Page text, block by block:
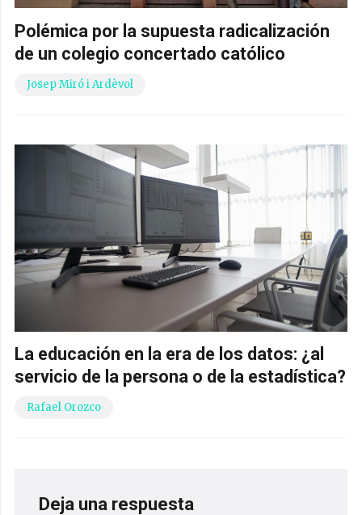
Polémica por la supuesta radicalización
de un colegio concertado católico
Josep Miró i Ardèvol
La educación en la era de los datos: ¿al
servicio de la persona o de la estadística?
Rafael Orozco
Deja una respuesta